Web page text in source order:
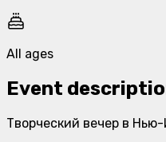
All ages
Event
Творческий вечер в